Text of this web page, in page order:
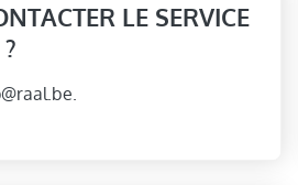
LE SERVICE